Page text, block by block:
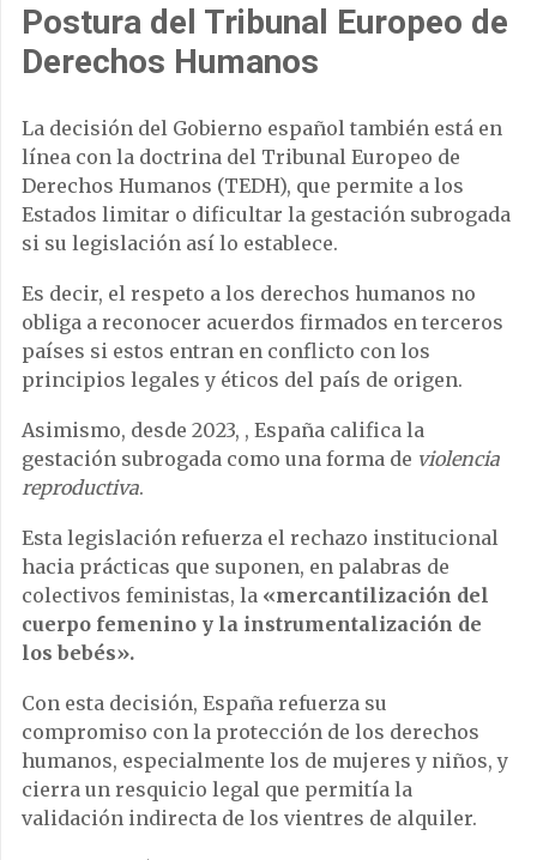
Postura del Tribunal Europeo de
Derechos Humanos
La decisión del Gobierno español también está en
línea con la doctrina del Tribunal Europeo de
Derechos Humanos (TEDH), que permite a los
Estados limitar o dificultar la gestación subrogada
si su legislación así lo establece.
Es decir, el respeto a los derechos humanos no
obliga a reconocer acuerdos firmados en terceros
países si estos entran en conflicto con los
principios legales y éticos del país de origen.
Asimismo, desde 2023, , España califica la
gestación subrogada como una forma de violencia
reproductiva.
Esta legislación refuerza el rechazo institucional
hacia prácticas que suponen, en palabras de
colectivos feministas, la «mercantilización del
cuerpo femenino y la instrumentalización de
los bebés».
Con esta decisión, España refuerza su
compromiso con la protección de los derechos
humanos, especialmente los de mujeres y niños, y
cierra un resquicio legal que permitía la
validación indirecta de los vientres de alquiler.